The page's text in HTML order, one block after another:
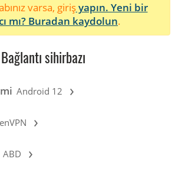
varsa, girişyapın. Yeni bir
mı? Buradan kaydolun.
Bağlantı sihirbazı
Android 12 ›
›
ABD ›